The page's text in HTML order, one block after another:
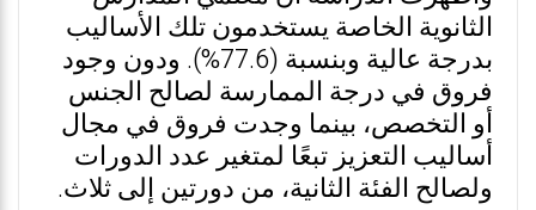
الثانوية الخاصة يستخدمون تلك الأساليب
بدرجة عالية وبنسبة (77.6%). ودون وجود
فروق في درجة الممارسة لصالح الجنس
أو التخصص، بينما وجدت فروق في مجال
أساليب التعزيز تبعًا لمتغير عدد الدورات
ولصالح الفئة الثانية، من دورتين إلى ثلاث.